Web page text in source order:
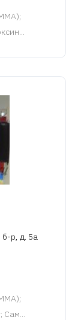
;
р, д. 5а
;
Сам...